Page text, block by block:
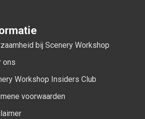
bij Scenery Workshop
ons
Workshop Insiders Club
voorwaarden